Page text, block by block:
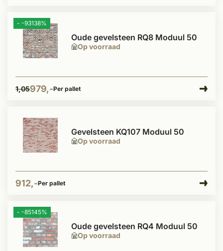
- -93138%
Op voorraad
Oude gevelsteen RQ8 Moduul 50
1,05979,-Per pallet
Op voorraad
Gevelsteen KQ107 Moduul 50
912,-Per pallet
- -85145%
Op voorraad
Oude gevelsteen RQ4 Moduul 50